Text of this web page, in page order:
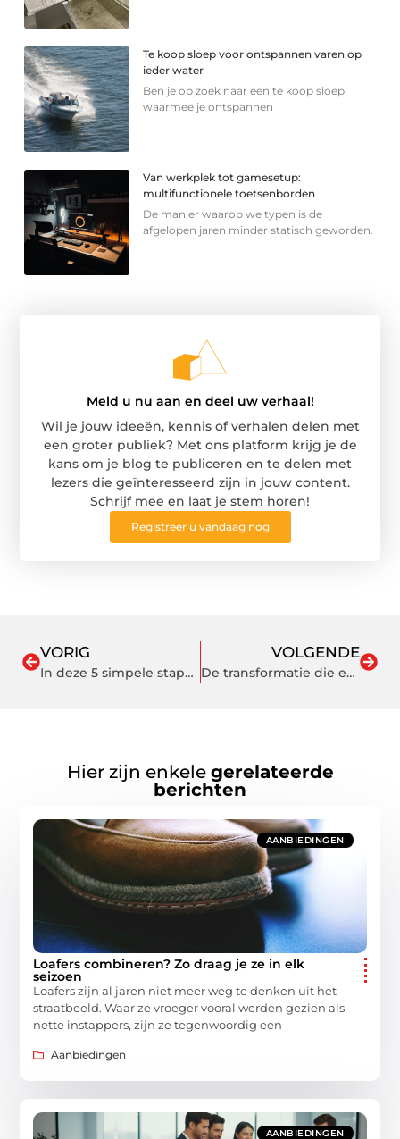
Te koop sloep voor ontspannen varen op
ieder water
Ben je op zoek naar een te koop sloep
waarmee je ontspannen
Van werkplek tot gamesetup:
multifunctionele toetsenborden
De manier waarop we typen is de
afgelopen jaren minder statisch geworden.
Meld u nu aan en deel uw verhaal!
Wil je jouw ideeën, kennis of verhalen delen met
een groter publiek? Met ons platform krijg je de
kans om je blog te publiceren en te delen met
lezers die geïnteresseerd zijn in jouw content.
Schrijf mee en laat je stem horen!
Registreer u vandaag nog
VORIG
In deze 5 simpele stappen kan jij je online zichtbaarheid vergroten
VOLGENDE
De transformatie die een ervaren stukadoor in Amersfoort kan bewerkstelligen
Hier zijn enkele gerelateerde
berichten
AANBIEDINGEN
Loafers combineren? Zo draag je ze in elk
seizoen
Loafers zijn al jaren niet meer weg te denken uit het
straatbeeld. Waar ze vroeger vooral werden gezien als
nette instappers, zijn ze tegenwoordig een
Aanbiedingen
AANBIEDINGEN